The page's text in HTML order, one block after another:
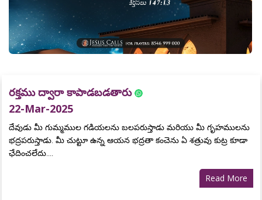
రక్తము ద్వారా కాపాడబడతారు
22-Mar-2025
దేవుడు మీ గుమ్మముల గడియలను బలపరుస్తాడు మరియు మీ గృహములను
భద్రపరుస్తాడు. మీ చుట్టూ ఉన్న ఆయన భద్రతా కంచెను ఏ శత్రువు కుట్ర కూడా
ఛేదించలేదు....
Read More